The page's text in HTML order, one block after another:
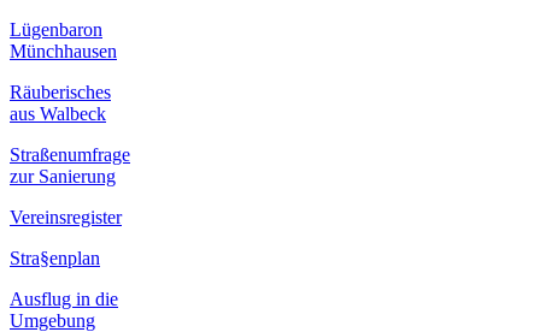
Lügenbaron
Münchhausen
Räuberisches
aus Walbeck
Straßenumfrage
zur Sanierung
Vereinsregister
Stra§enplan
Ausflug in die
Umgebung